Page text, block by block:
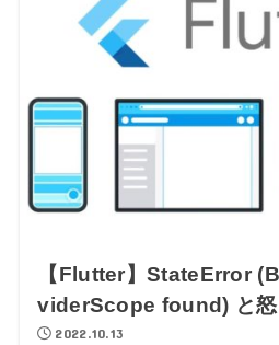
【Flutter】StateError
viderScope found) と怒
2022.10.13